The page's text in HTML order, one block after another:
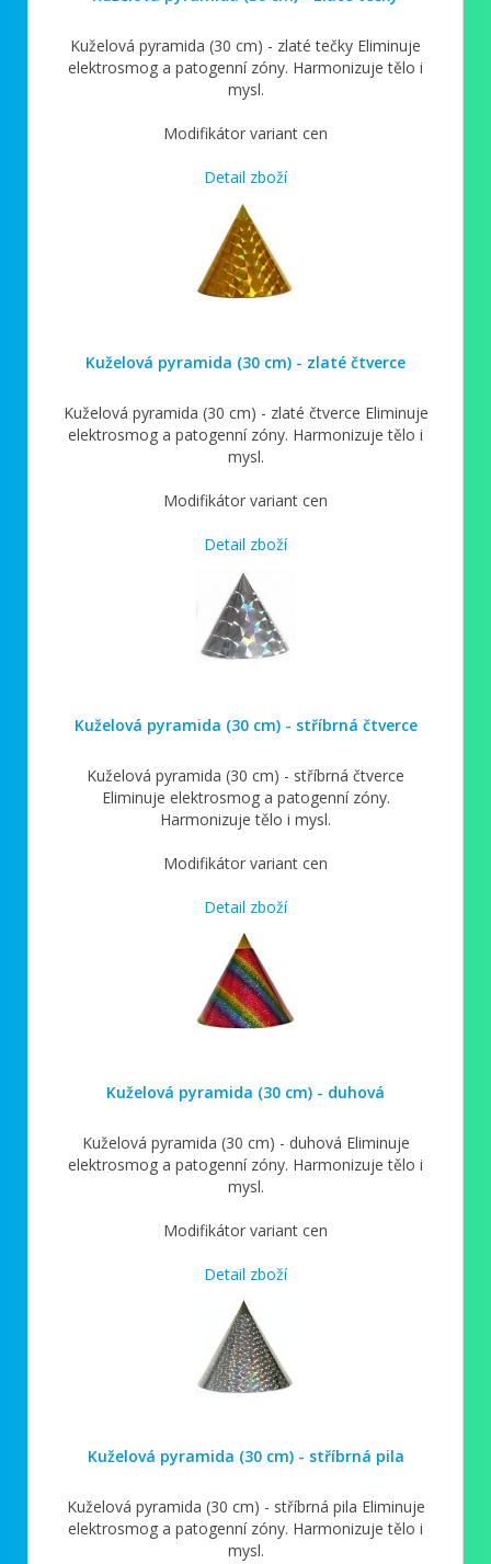
Kuželová pyramida (30 cm) - zlaté tečky Eliminuje
elektrosmog a patogenní zóny. Harmonizuje tělo i
mysl.
Modifikátor variant cen
Detail zboží
Kuželová pyramida (30 cm) - zlaté čtverce
Kuželová pyramida (30 cm) - zlaté čtverce Eliminuje
elektrosmog a patogenní zóny. Harmonizuje tělo i
mysl.
Modifikátor variant cen
Detail zboží
Kuželová pyramida (30 cm) - stříbrná čtverce
Kuželová pyramida (30 cm) - stříbrná čtverce
Eliminuje elektrosmog a patogenní zóny.
Harmonizuje tělo i mysl.
Modifikátor variant cen
Detail zboží
Kuželová pyramida (30 cm) - duhová
Kuželová pyramida (30 cm) - duhová Eliminuje
elektrosmog a patogenní zóny. Harmonizuje tělo i
mysl.
Modifikátor variant cen
Detail zboží
Kuželová pyramida (30 cm) - stříbrná pila
Kuželová pyramida (30 cm) - stříbrná pila Eliminuje
elektrosmog a patogenní zóny. Harmonizuje tělo i
mysl.